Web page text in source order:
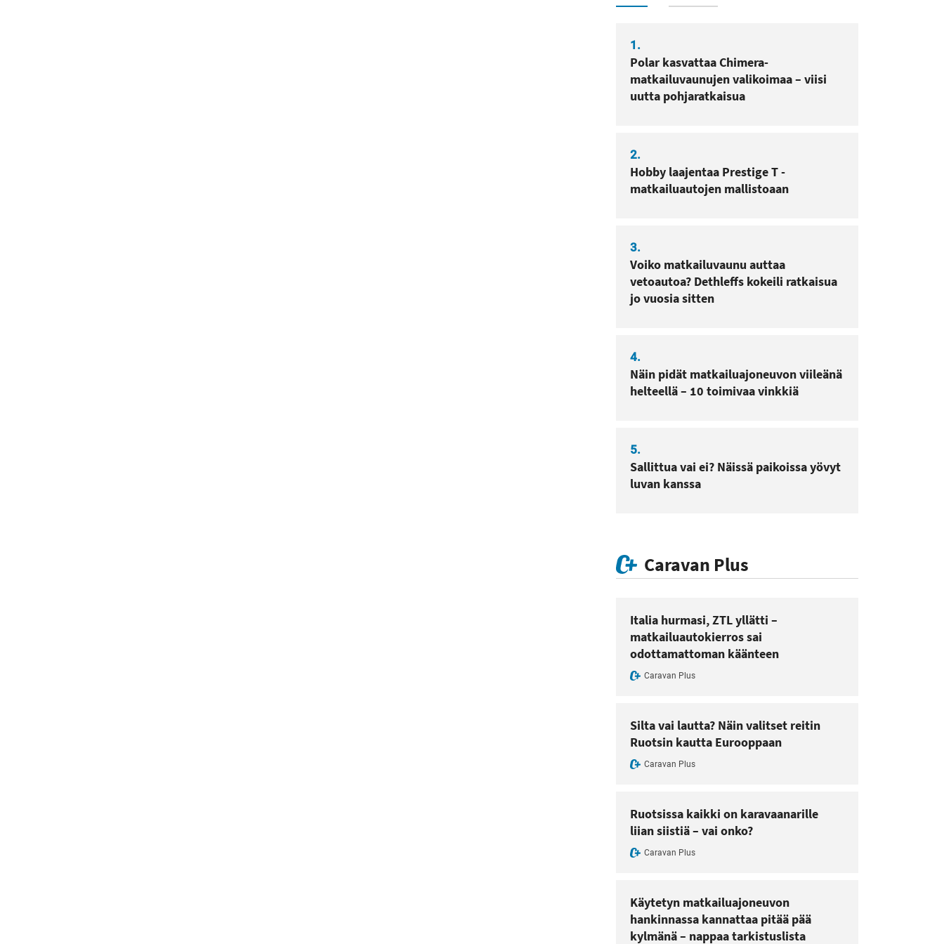
1.
Polar kasvattaa Chimera-
matkailuvaunujen valikoimaa – viisi
uutta pohjaratkaisua
2.
Hobby laajentaa Prestige T -
matkailuautojen mallistoaan
3.
Voiko matkailuvaunu auttaa
vetoautoa? Dethleffs kokeili ratkaisua
jo vuosia sitten
4.
Näin pidät matkailuajoneuvon viileänä
helteellä – 10 toimivaa vinkkiä
5.
Sallittua vai ei? Näissä paikoissa yövyt
luvan kanssa
Caravan Plus
Italia hurmasi, ZTL yllätti –
matkailuautokierros sai
odottamattoman käänteen
Caravan Plus
Silta vai lautta? Näin valitset reitin
Ruotsin kautta Eurooppaan
Caravan Plus
Ruotsissa kaikki on karavaanarille
liian siistiä – vai onko?
Caravan Plus
Käytetyn matkailuajoneuvon
hankinnassa kannattaa pitää pää
kylmänä – nappaa tarkistuslista